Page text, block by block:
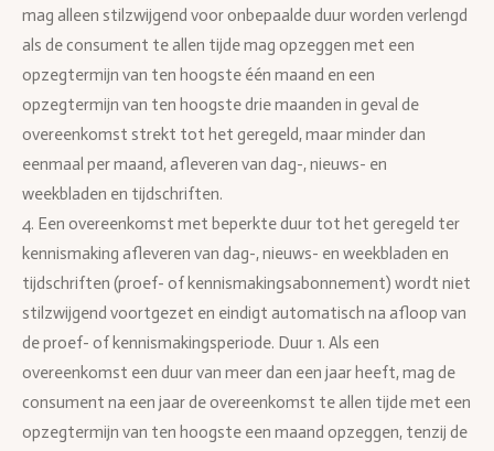
mag alleen stilzwijgend voor onbepaalde duur worden verlengd
als de consument te allen tijde mag opzeggen met een
opzegtermijn van ten hoogste één maand en een
opzegtermijn van ten hoogste drie maanden in geval de
overeenkomst strekt tot het geregeld, maar minder dan
eenmaal per maand, afleveren van dag-, nieuws- en
weekbladen en tijdschriften.
4. Een overeenkomst met beperkte duur tot het geregeld ter
kennismaking afleveren van dag-, nieuws- en weekbladen en
tijdschriften (proef- of kennismakingsabonnement) wordt niet
stilzwijgend voortgezet en eindigt automatisch na afloop van
de proef- of kennismakingsperiode. Duur 1. Als een
overeenkomst een duur van meer dan een jaar heeft, mag de
consument na een jaar de overeenkomst te allen tijde met een
opzegtermijn van ten hoogste een maand opzeggen, tenzij de